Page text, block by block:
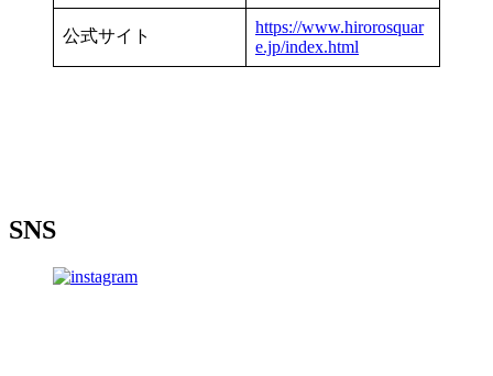
公式サイト
https://www.hirorosquar
e.jp/index.html
SNS